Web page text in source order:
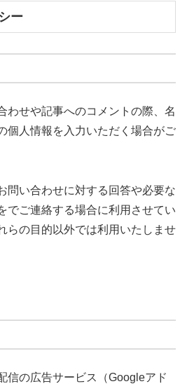
ー
わせや記事へのコメントの際、名
個人情報を入力いただく場合がご
問い合わせに対する回答や必要な
でご連絡する場合に利用させてい
らの目的以外では利用いたしませ
信の広告サービス（Googleアド